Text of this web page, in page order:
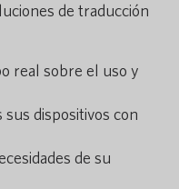
de traducción
real sobre el uso y
dispositivos con
de su